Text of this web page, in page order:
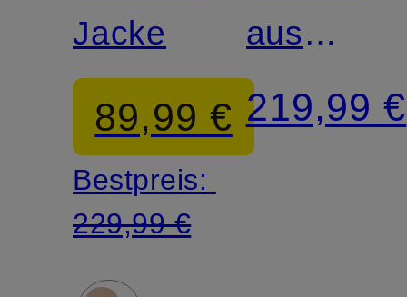
Jacke
89,99 €
Bestpreis:
229,99 €
aus
219,99 €